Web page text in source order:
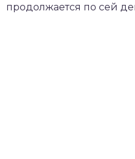
продолжается по сей